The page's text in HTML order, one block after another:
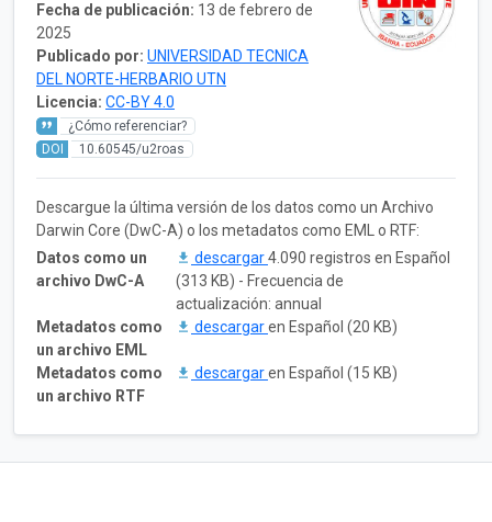
Fecha de publicación: 13 de febrero de
2025
Publicado por: UNIVERSIDAD TECNICA
DEL NORTE-HERBARIO UTN
Licencia: CC-BY 4.0
¿Cómo referenciar?
DOI
10.60545/u2roas
Descargue la última versión de los datos como un Archivo
Darwin Core (DwC-A) o los metadatos como EML o RTF:
Datos como un
archivo DwC-A
descargar4.090 registros en Español
(313 KB) - Frecuencia de
actualización: annual
Metadatos como
un archivo EML
descargaren Español (20 KB)
Metadatos como
un archivo RTF
descargaren Español (15 KB)